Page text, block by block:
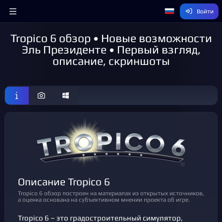
Войти
Tropico 6 обзор • Новые возможности
Эль Президенте • Первый взгляд,
описание, скриншоты
Описание Tropico 6
Tropico 6 обзор построен на материалах из открытых источников,
а оценка основана на субъективном мнении проекта об игре.
Tropico 6 – это градостроительный симулятор,